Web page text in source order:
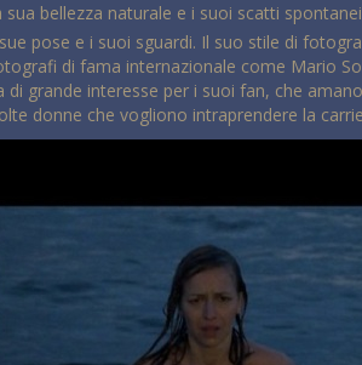
bellezza naturale e i suoi scatti
pose e i suoi sguardi. Il suo stile di
di fama internazionale come Mario
grande interesse per i suoi fan, che
donne che vogliono intraprendere la